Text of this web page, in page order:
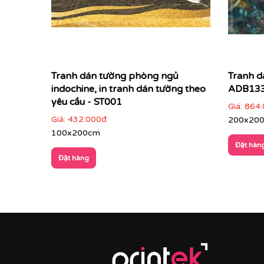
In theo mẫu của khách hàng:
Khách hàng có
mang tính độc đáo và ấn tượng cao, không
Tranh dán tường phòng ngủ
indochine, in tranh dán tường theo
yêu cầu - ST001
Giá: 432.000đ
100x200cm
Đặt hàng
Tranh
Giá:
Đặt